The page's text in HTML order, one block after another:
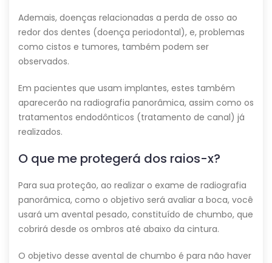
Ademais, doenças relacionadas a perda de osso ao
redor dos dentes (doença periodontal), e, problemas
como cistos e tumores, também podem ser
observados.
Em pacientes que usam implantes, estes também
aparecerão na radiografia panorâmica, assim como os
tratamentos endodônticos (tratamento de canal) já
realizados.
O que me protegerá dos raios-x?
Para sua proteção, ao realizar o exame de radiografia
panorâmica, como o objetivo será avaliar a boca, você
usará um avental pesado, constituído de chumbo, que
cobrirá desde os ombros até abaixo da cintura.
O objetivo desse avental de chumbo é para não haver